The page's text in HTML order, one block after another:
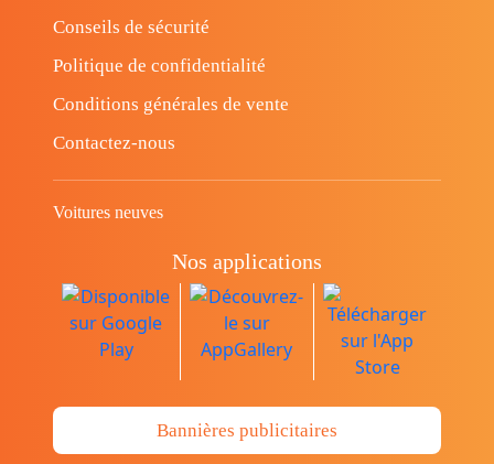
Conseils de sécurité
Politique de confidentialité
Conditions générales de vente
Contactez-nous
Voitures neuves
Nos applications
Bannières publicitaires